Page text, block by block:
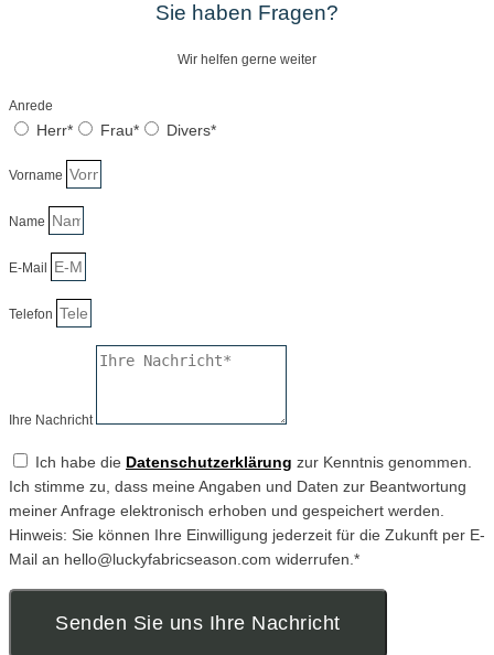
Sie haben Fragen?
Wir helfen gerne weiter
Anrede
Herr* Frau* Divers*
Vorname
Name
E-Mail
Telefon
Ihre Nachricht
Ich habe die Datenschutzerklärung zur Kenntnis genommen.
Ich stimme zu, dass meine Angaben und Daten zur Beantwortung
meiner Anfrage elektronisch erhoben und gespeichert werden.
Hinweis: Sie können Ihre Einwilligung jederzeit für die Zukunft per E-
Mail an hello@luckyfabricseason.com widerrufen.*
Senden Sie uns Ihre Nachricht